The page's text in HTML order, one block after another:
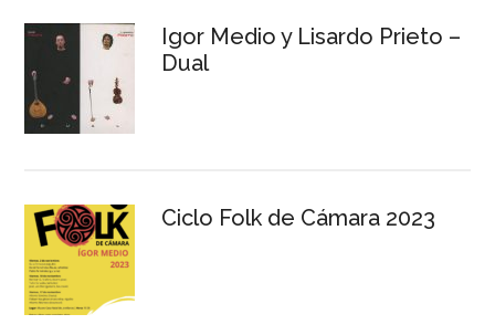
Igor Medio y Lisardo Prieto –
Dual
Ciclo Folk de Cámara 2023